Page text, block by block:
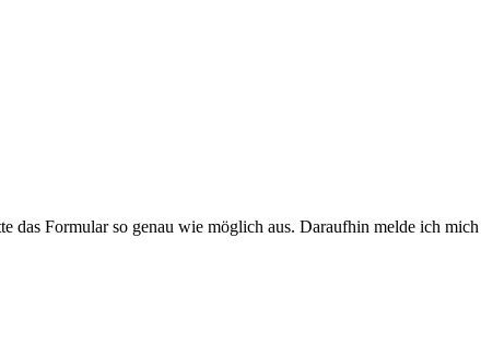
das Formular so genau wie möglich aus. Daraufhin melde ich